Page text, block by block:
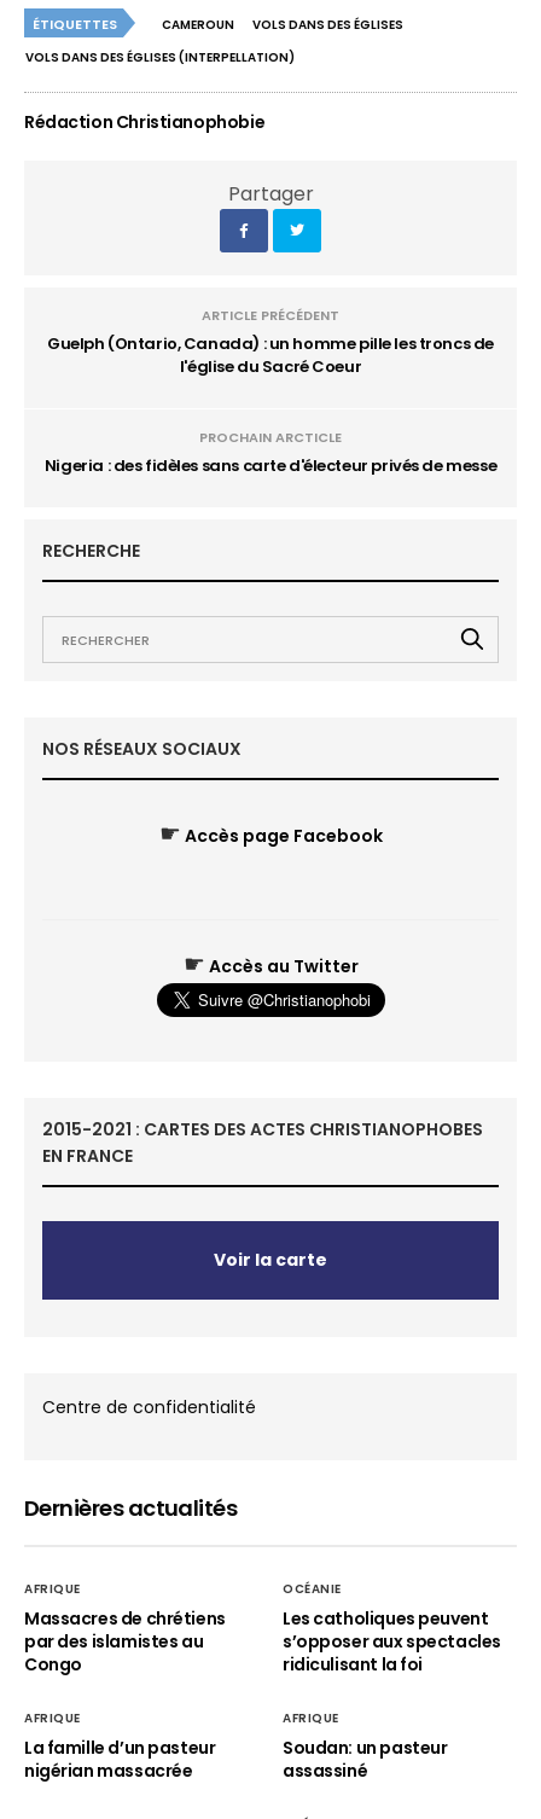
ÉTIQUETTES CAMEROUN
VOLS DANS DES ÉGLISES
VOLS DANS DES ÉGLISES (INTERPELLATION)
Rédaction Christianophobie
Partager
ARTICLE PRÉCÉDENT
Guelph (Ontario, Canada) : un homme pille les troncs de
l'église du Sacré Coeur
PROCHAIN ARCTICLE
Nigeria : des fidèles sans carte d'électeur privés de messe
RECHERCHE
NOS RÉSEAUX SOCIAUX
☛ Accès page Facebook
☛ Accès au Twitter
2015-2021 : CARTES DES ACTES CHRISTIANOPHOBES
EN FRANCE
Voir la carte
Centre de confidentialité
Dernières actualités
AFRIQUE
Massacres de chrétiens
par des islamistes au
Congo
OCÉANIE
Les catholiques peuvent
s’opposer aux spectacles
ridiculisant la foi
AFRIQUE
La famille d’un pasteur
nigérian massacrée
AFRIQUE
Soudan: un pasteur
assassiné